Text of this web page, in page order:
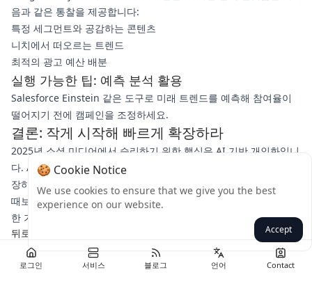
로그인 서비스 블로그 언어 Contact
음과 같은 통찰을 제공합니다:
특정 세그먼트와 공감하는 콘텐츠
니치에서 떠오르는 트렌드
최적의 광고 예산 배분
실행 가능한 팁: 예측 분석 활용
Salesforce Einstein 같은 도구로 미래 트렌드를 예측해 참여율이
떨어지기 전에 캠페인을 조정하세요.
결론: 작게 시작해 빠르게 확장하라
2025년 소셜 미디어에서 승리하기 위한 핵심은 AI 기반 개인화입니
다. AI 생성 동적 콘텐츠나 챗봇 같은 한 가지 전략으로 시작한 후 확
장하세요. ChatGPT-5와 MidJourney 같은 도구로 구현이 그 어느
때보다 쉬워졌습니다.전략을 혁신할 준비가 되셨나요?
한 가지 AI 도구를 테스트하고 결과를 확인해보세요!
뒤로
🍪 Cookie Notice
We use cookies to ensure that we give you the best
experience on our website.
Accept